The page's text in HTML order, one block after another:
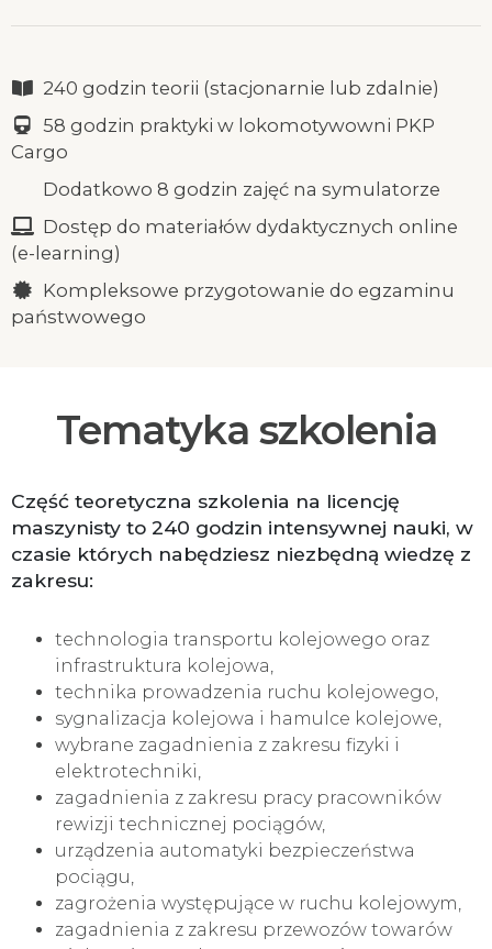
240 godzin teorii (stacjonarnie lub zdalnie)
58 godzin praktyki w lokomotywowni PKP
Cargo
Dodatkowo 8 godzin zajęć na symulatorze
Dostęp do materiałów dydaktycznych online
(e-learning)
Kompleksowe przygotowanie do egzaminu
państwowego
Tematyka szkolenia
Część teoretyczna szkolenia na licencję
maszynisty to 240 godzin intensywnej nauki, w
czasie których nabędziesz niezbędną wiedzę z
zakresu:
technologia transportu kolejowego oraz
infrastruktura kolejowa,
technika prowadzenia ruchu kolejowego,
sygnalizacja kolejowa i hamulce kolejowe,
wybrane zagadnienia z zakresu fizyki i
elektrotechniki,
zagadnienia z zakresu pracy pracowników
rewizji technicznej pociągów,
urządzenia automatyki bezpieczeństwa
pociągu,
zagrożenia występujące w ruchu kolejowym,
zagadnienia z zakresu przewozów towarów